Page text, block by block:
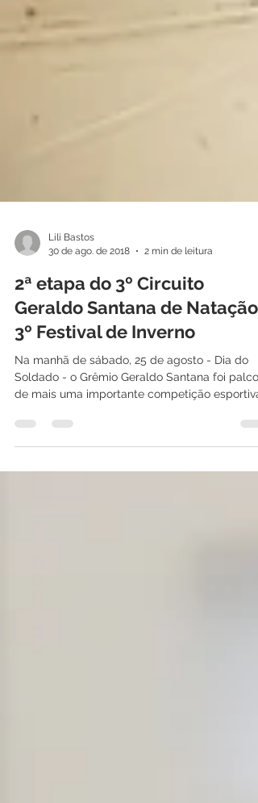
Lili Bastos
30 de ago. de 2018
2 min de leitura
2ª etapa do 3º Circuito
Geraldo Santana de Natação -
3º Festival de Inverno
Na manhã de sábado, 25 de agosto - Dia do
Na...